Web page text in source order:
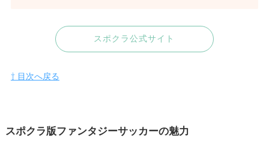
スポクラ公式サイト
⇧ 目次へ戻る
スポクラ版ファンタジーサッカーの魅力